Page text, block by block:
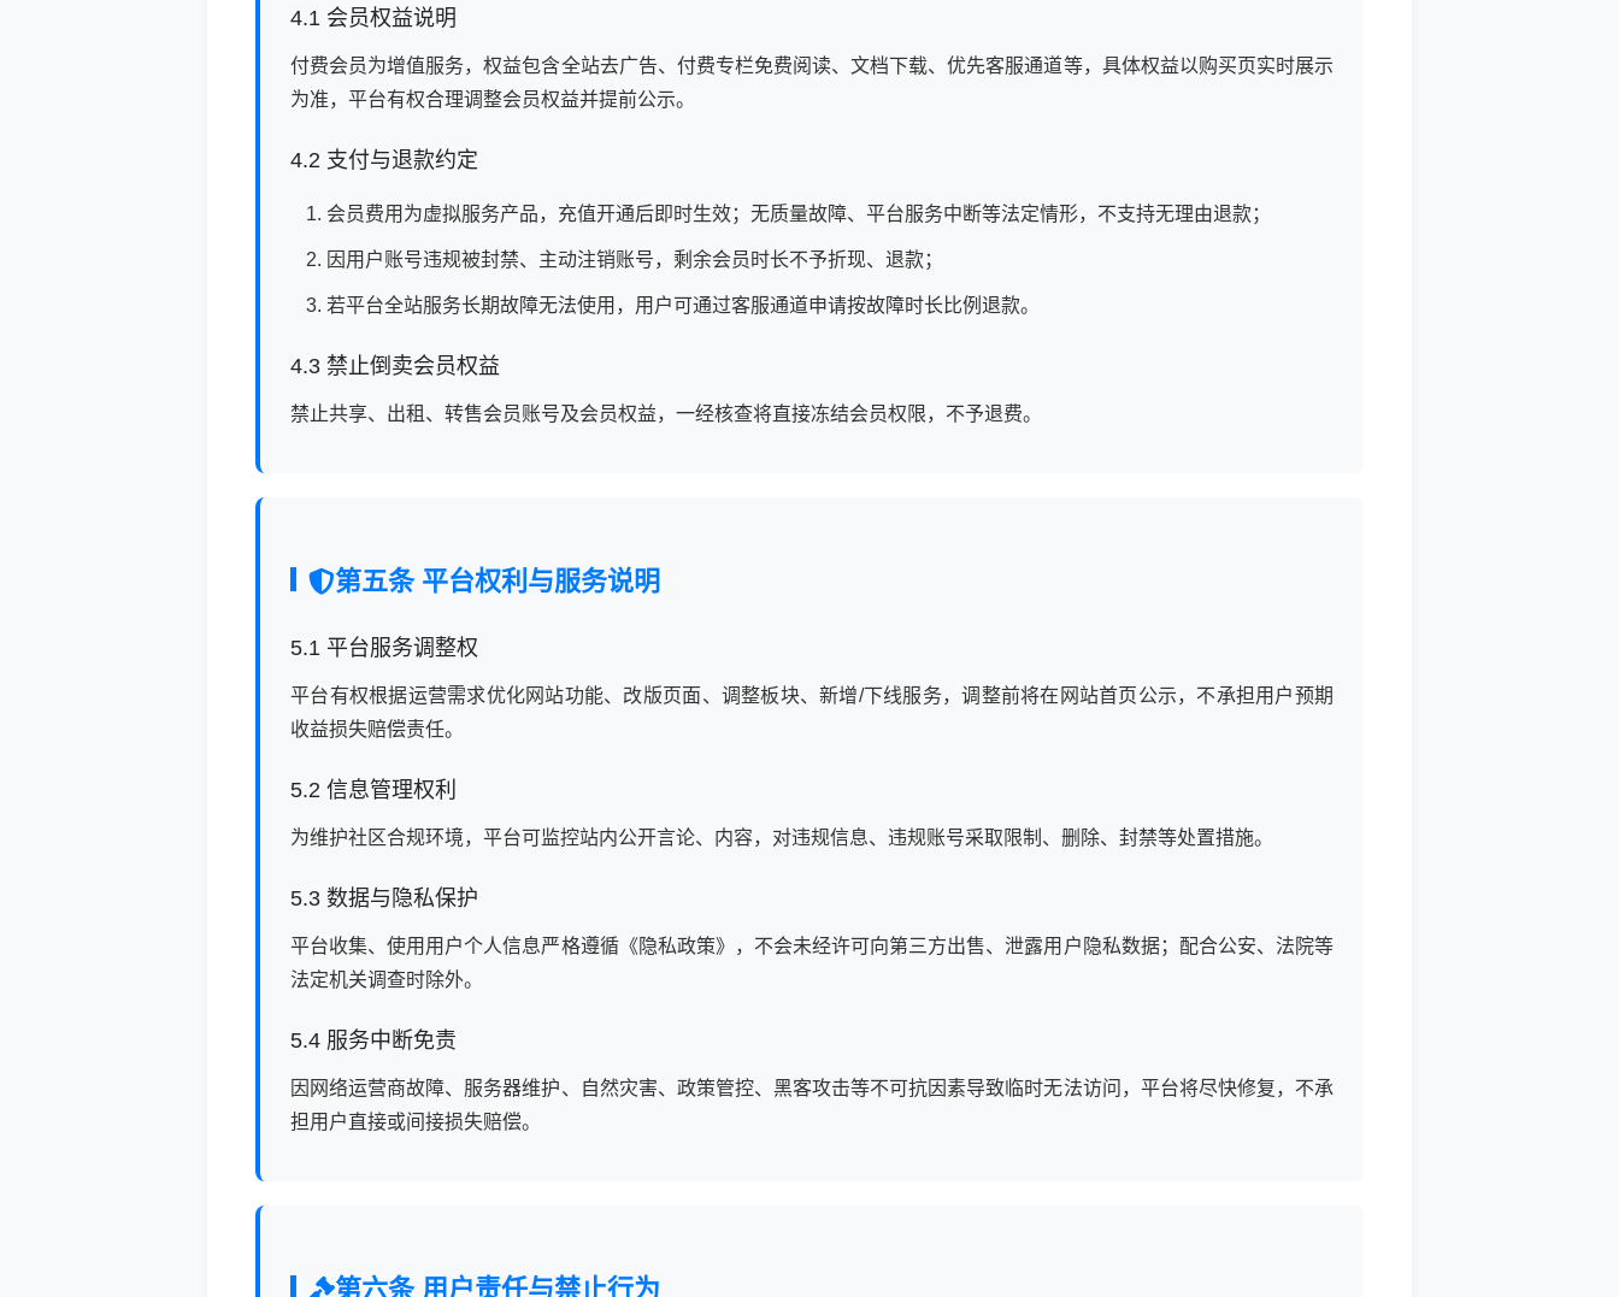
4.1 会员权益说明
付费会员为增值服务，权益包含全站去广告、付费专栏免费阅读、文档下载、优先客服通道等，具体权益以购买页实时展示
为准，平台有权合理调整会员权益并提前公示。
4.2 支付与退款约定
会员费用为虚拟服务产品，充值开通后即时生效；无质量故障、平台服务中断等法定情形，不支持无理由退款；
因用户账号违规被封禁、主动注销账号，剩余会员时长不予折现、退款；
若平台全站服务长期故障无法使用，用户可通过客服通道申请按故障时长比例退款。
4.3 禁止倒卖会员权益
禁止共享、出租、转售会员账号及会员权益，一经核查将直接冻结会员权限，不予退费。
第五条 平台权利与服务说明
5.1 平台服务调整权
平台有权根据运营需求优化网站功能、改版页面、调整板块、新增/下线服务，调整前将在网站首页公示，不承担用户预期
收益损失赔偿责任。
5.2 信息管理权利
为维护社区合规环境，平台可监控站内公开言论、内容，对违规信息、违规账号采取限制、删除、封禁等处置措施。
5.3 数据与隐私保护
平台收集、使用用户个人信息严格遵循《隐私政策》，不会未经许可向第三方出售、泄露用户隐私数据；配合公安、法院等
法定机关调查时除外。
5.4 服务中断免责
因网络运营商故障、服务器维护、自然灾害、政策管控、黑客攻击等不可抗因素导致临时无法访问，平台将尽快修复，不承
担用户直接或间接损失赔偿。
第六条 用户责任与禁止行为